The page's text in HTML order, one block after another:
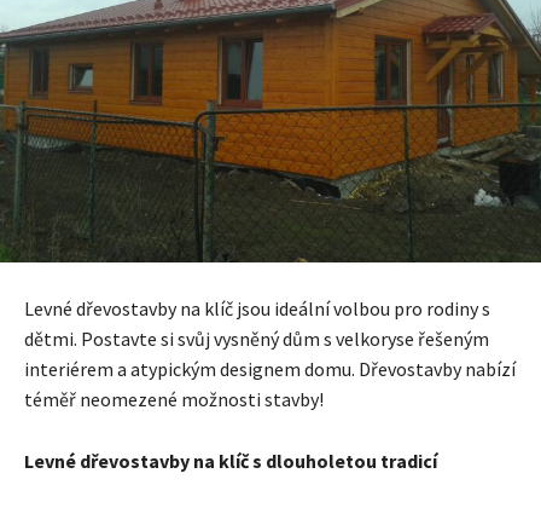
Levné dřevostavby na klíč jsou ideální volbou pro rodiny s
dětmi. Postavte si svůj vysněný dům s velkoryse řešeným
interiérem a atypickým designem domu. Dřevostavby nabízí
téměř neomezené možnosti stavby!
Levné dřevostavby na klíč s dlouholetou tradicí